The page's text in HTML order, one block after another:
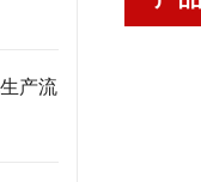
产流